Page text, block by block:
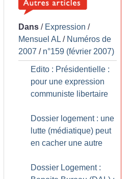
Dans / Expression /
Mensuel AL / Numéros de
2007 / n°159 (février 2007)
Edito : Présidentielle :
pour une expression
communiste libertaire
Dossier logement : une
lutte (médiatique) peut
en cacher une autre
Dossier Logement :